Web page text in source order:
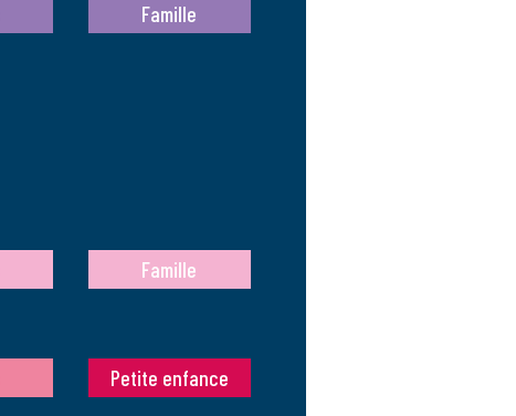
Famille
Famille
Petite enfance